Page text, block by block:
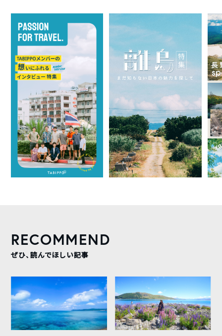
RECOMMEND
ぜひ、読んでほしい記事